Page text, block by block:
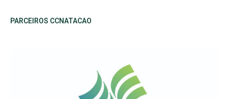
PARCEIROS CCNATACAO